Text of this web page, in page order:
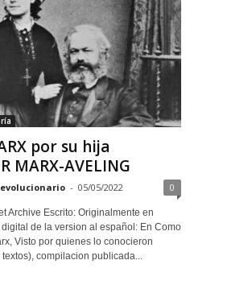
por su hija
MARX-AVELING
- 05/05/2022 0
Archive Escrito: Originalmente en
de la version al español: En Como
Visto por quienes lo conocieron
compilacion publicada...